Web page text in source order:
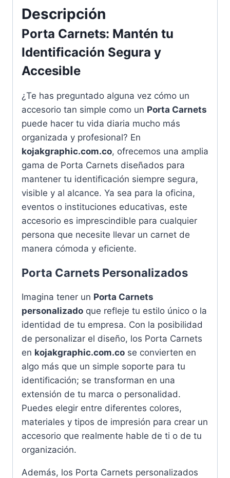
Descripción
Porta Carnets: Mantén tu
Identificación Segura y
Accesible
¿Te has preguntado alguna vez cómo un
accesorio tan simple como un Porta Carnets
puede hacer tu vida diaria mucho más
organizada y profesional? En
kojakgraphic.com.co, ofrecemos una amplia
gama de Porta Carnets diseñados para
mantener tu identificación siempre segura,
visible y al alcance. Ya sea para la oficina,
eventos o instituciones educativas, este
accesorio es imprescindible para cualquier
persona que necesite llevar un carnet de
manera cómoda y eficiente.
Porta Carnets Personalizados
Imagina tener un Porta Carnets
personalizado que refleje tu estilo único o la
identidad de tu empresa. Con la posibilidad
de personalizar el diseño, los Porta Carnets
en kojakgraphic.com.co se convierten en
algo más que un simple soporte para tu
identificación; se transforman en una
extensión de tu marca o personalidad.
Puedes elegir entre diferentes colores,
materiales y tipos de impresión para crear un
accesorio que realmente hable de ti o de tu
organización.
Además, los Porta Carnets personalizados